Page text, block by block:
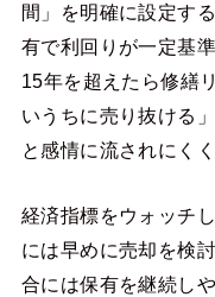
間」を明確に設定す
有で利回りが一定基
15年を超えたら修繕
いうちに売り抜ける
と感情に流されにく
経済指標をウォッチ
には早めに売却を検
合には保有を継続し